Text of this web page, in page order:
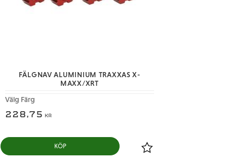
FÄLGNAV ALUMINIUM TRAXXAS X-
MAXX/XRT
Välg Färg
228,75 KR
Lägg till i favoriter